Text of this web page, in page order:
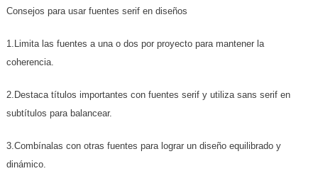
Consejos para usar fuentes serif en diseños
1.Limita las fuentes a una o dos por proyecto para mantener la
coherencia.
2.Destaca títulos importantes con fuentes serif y utiliza sans serif en
subtítulos para balancear.
3.Combínalas con otras fuentes para lograr un diseño equilibrado y
dinámico.